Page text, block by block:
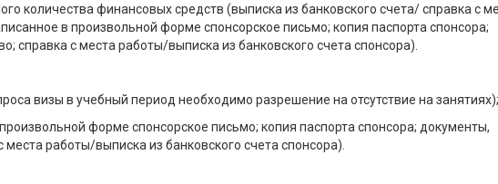
количества финансовых средств (выписка из банковского счета/ справка с
в произвольной форме спонсорское письмо; копия паспорта спонсора;
с места работы/выписка из банковского счета спонсора).
визы в учебный период необходимо разрешение на отсутствие на занятиях);
форме спонсорское письмо; копия паспорта спонсора; документы,
работы/выписка из банковского счета спонсора).